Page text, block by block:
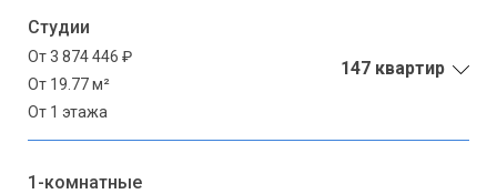
Студии
От 3 874 446 ₽
От 19.77 м²
От 1 этажа
147 квартир
1-комнатные